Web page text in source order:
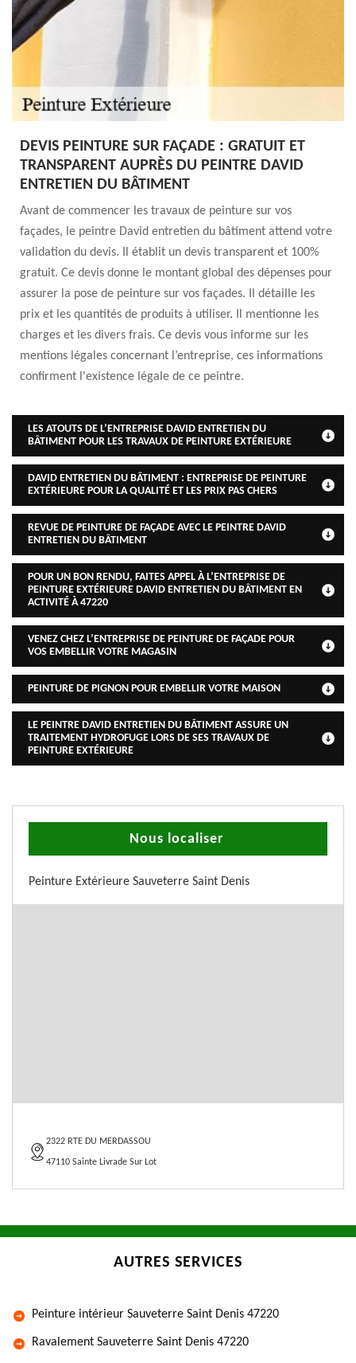
DEVIS PEINTURE SUR FAÇADE : GRATUIT ET
TRANSPARENT AUPRÈS DU PEINTRE DAVID
ENTRETIEN DU BÂTIMENT
Avant de commencer les travaux de peinture sur vos
façades, le peintre David entretien du bâtiment attend votre
validation du devis. Il établit un devis transparent et 100%
gratuit. Ce devis donne le montant global des dépenses pour
assurer la pose de peinture sur vos façades. Il détaille les
prix et les quantités de produits à utiliser. Il mentionne les
charges et les divers frais. Ce devis vous informe sur les
mentions légales concernant l’entreprise, ces informations
confirment l'existence légale de ce peintre.
LES ATOUTS DE L’ENTREPRISE DAVID ENTRETIEN DU
BÂTIMENT POUR LES TRAVAUX DE PEINTURE EXTÉRIEURE
DAVID ENTRETIEN DU BÂTIMENT : ENTREPRISE DE PEINTURE
EXTÉRIEURE POUR LA QUALITÉ ET LES PRIX PAS CHERS
REVUE DE PEINTURE DE FAÇADE AVEC LE PEINTRE DAVID
ENTRETIEN DU BÂTIMENT
POUR UN BON RENDU, FAITES APPEL À L’ENTREPRISE DE
PEINTURE EXTÉRIEURE DAVID ENTRETIEN DU BÂTIMENT EN
ACTIVITÉ À 47220
VENEZ CHEZ L’ENTREPRISE DE PEINTURE DE FAÇADE POUR
VOS EMBELLIR VOTRE MAGASIN
PEINTURE DE PIGNON POUR EMBELLIR VOTRE MAISON
LE PEINTRE DAVID ENTRETIEN DU BÂTIMENT ASSURE UN
TRAITEMENT HYDROFUGE LORS DE SES TRAVAUX DE
PEINTURE EXTÉRIEURE
Nous localiser
Peinture Extérieure Sauveterre Saint Denis
2322 RTE DU MERDASSOU
47110 Sainte Livrade Sur Lot
AUTRES SERVICES
Peinture intérieur Sauveterre Saint Denis 47220
Ravalement Sauveterre Saint Denis 47220